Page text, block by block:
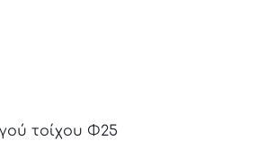
τοίχου Φ25